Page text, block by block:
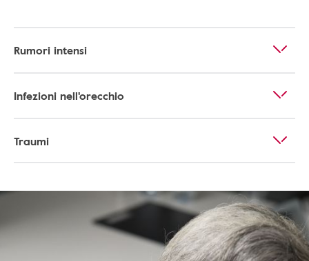
Rumori intensi
Infezioni nell'orecchio
Traumi